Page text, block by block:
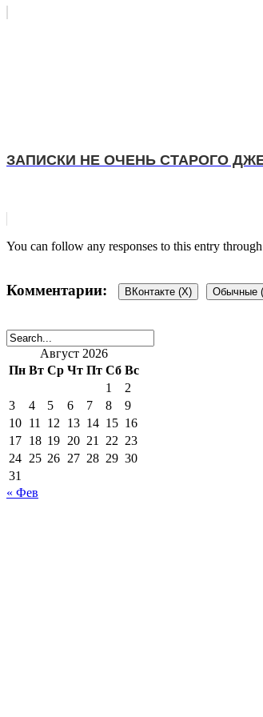
ЗАПИСКИ НЕ ОЧЕНЬ СТАРОГО
You can follow any responses to this entry
Комментарии: ВКонтакте (X) Обычные
5 комментариев
Вера:
5 августа, 2013 в 5:00 пп
Вера, слышали, наверное,
Август 2026
Пн Вт Ср Чт Пт Сб Вс
1
2
3
4 5 6 7 8
9
10 11 12 13 14 15 16
17 18 19 20 21 22 23
24 25 26 27 28 29 30
31
« Фев